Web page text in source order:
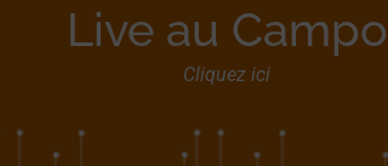
Live au Campo
Cliquez ici